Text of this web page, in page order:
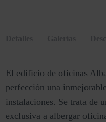
El edificio de oficinas
perfección una
instalaciones. Se trata de
exclusiva a albergar